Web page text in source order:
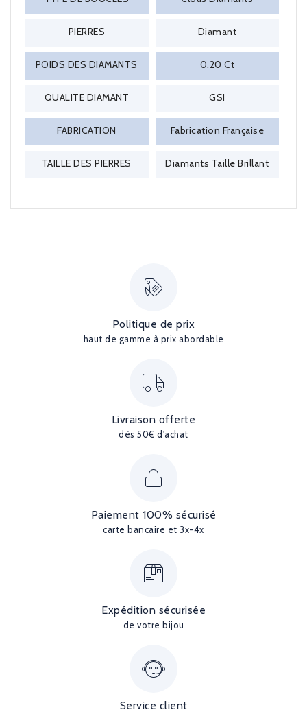
PIERRES Diamant
POIDS DES DIAMANTS 0.20 Ct
QUALITE DIAMANT GSI
FABRICATION Fabrication Française
TAILLE DES PIERRES Diamants Taille Brillant
Politique de prix
haut de gamme à prix abordable
Livraison offerte
dès 50€ d'achat
Paiement 100% sécurisé
carte bancaire et 3x-4x
Expédition sécurisée
de votre bijou
Service client